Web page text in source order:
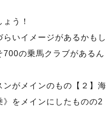
う！
いイメージがあるかもし
の乗馬クラブがあるん
がメインのもの【２】海
をメインにしたものの2